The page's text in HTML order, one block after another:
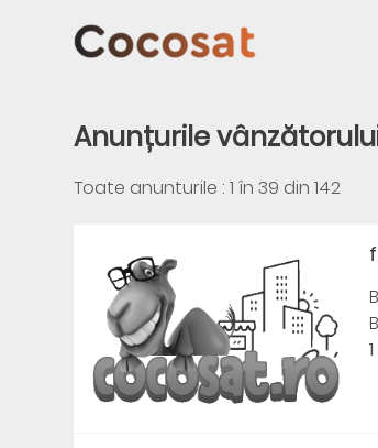
Anunțurile
Toate anunturile : 1 în39 din142